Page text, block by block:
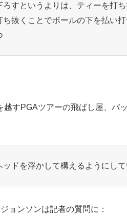
すというよりは、ティーを打ち
抜くことでボールの下を払い打
すPGAツアーの飛ばし屋、バ
ドを浮かして構えるようにして
ョンソンは記者の質問に：